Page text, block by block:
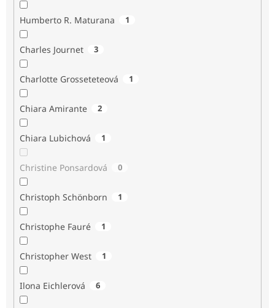
Humberto R. Maturana 1
Charles Journet 3
Charlotte Grosseteteová 1
Chiara Amirante 2
Chiara Lubichová 1
Christine Ponsardová 0
Christoph Schönborn 1
Christophe Fauré 1
Christopher West 1
Ilona Eichlerová 6